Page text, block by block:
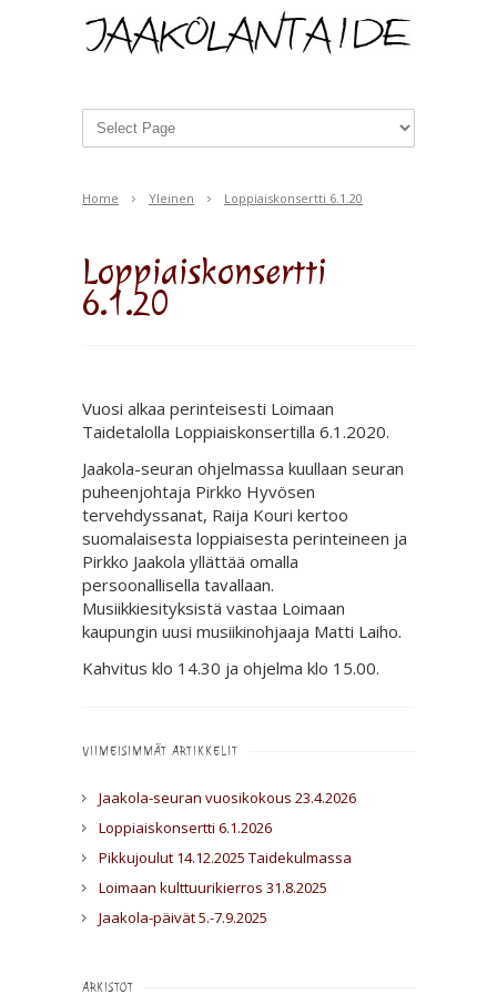
Home Yleinen Loppiaiskonsertti 6.1.20
Loppiaiskonsertti
6.1.20
Vuosi alkaa perinteisesti Loimaan
Taidetalolla Loppiaiskonsertilla 6.1.2020.
Jaakola-seuran ohjelmassa kuullaan seuran
puheenjohtaja Pirkko Hyvösen
tervehdyssanat, Raija Kouri kertoo
suomalaisesta loppiaisesta perinteineen ja
Pirkko Jaakola yllättää omalla
persoonallisella tavallaan.
Musiikkiesityksistä vastaa Loimaan
kaupungin uusi musiikinohjaaja Matti Laiho.
Kahvitus klo 14.30 ja ohjelma klo 15.00.
VIIMEISIMMÄT ARTIKKELIT
Jaakola-seuran vuosikokous 23.4.2026
Loppiaiskonsertti 6.1.2026
Pikkujoulut 14.12.2025 Taidekulmassa
Loimaan kulttuurikierros 31.8.2025
Jaakola-päivät 5.-7.9.2025
ARKISTOT